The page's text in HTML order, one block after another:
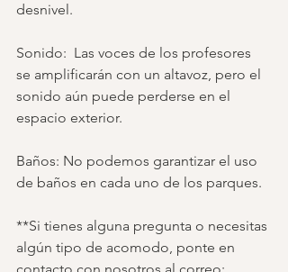
desnivel.
Sonido:  Las voces de los profesores
se amplificarán con un altavoz, pero el
sonido aún puede perderse en el
espacio exterior.
Baños: No podemos garantizar el uso
de baños en cada uno de los parques.
**Si tienes alguna pregunta o necesitas
algún tipo de acomodo, ponte en